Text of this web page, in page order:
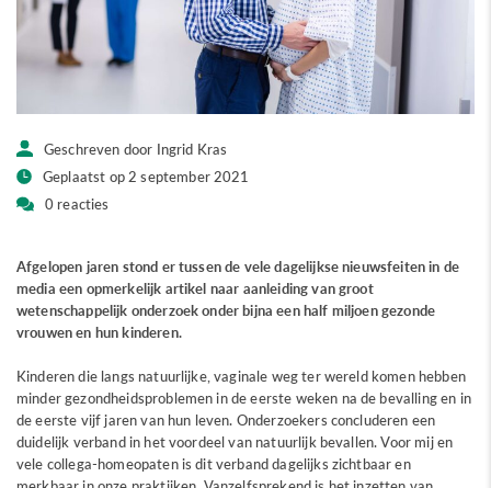
Geschreven door Ingrid Kras
Geplaatst op 2 september 2021
0 reacties
Afgelopen jaren stond er tussen de vele dagelijkse nieuwsfeiten in de
media een opmerkelijk artikel naar aanleiding van groot
wetenschappelijk onderzoek onder bijna een half miljoen gezonde
vrouwen en hun kinderen.
Kinderen die langs natuurlijke, vaginale weg ter wereld komen hebben
minder gezondheidsproblemen in de eerste weken na de bevalling en in
de eerste vijf jaren van hun leven. Onderzoekers concluderen een
duidelijk verband in het voordeel van natuurlijk bevallen. Voor mij en
vele collega-homeopaten is dit verband dagelijks zichtbaar en